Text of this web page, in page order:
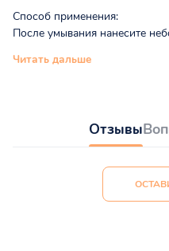
Cпособ применения:
После умывания нанесите
Читать дальше
Отзывы